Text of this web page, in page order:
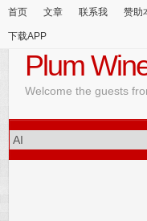
首页 文章 联系我 赞助
下载APP
Plum
Welcome the guests